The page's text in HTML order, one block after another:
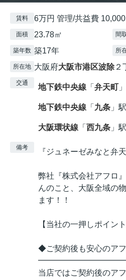
賃料 6万円 管理/共益費 10,000
面積 23.78㎡ 間
築年数 築17年 所
所在地 大阪府大阪市港区波除２
交通 地下鉄中央線 「 弁天町
地下鉄中央線 「 九条 」
大阪環状線 「 西九条 」
備考 『ジュネーゼみなと弁天
弊社『株式会社アフロ
んのこと、大阪全域の
ます！！
【当社の一押しポイント
◆ご契約後も安心のア
当店ではご契約後のア